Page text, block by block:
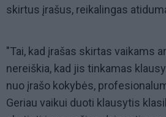
skirtus įrašus, reikalingas
"Tai, kad įrašas skirtas vaikams
nereiškia, kad jis tinkamas
nuo įrašo kokybės,
Geriau vaikui duoti klausytis